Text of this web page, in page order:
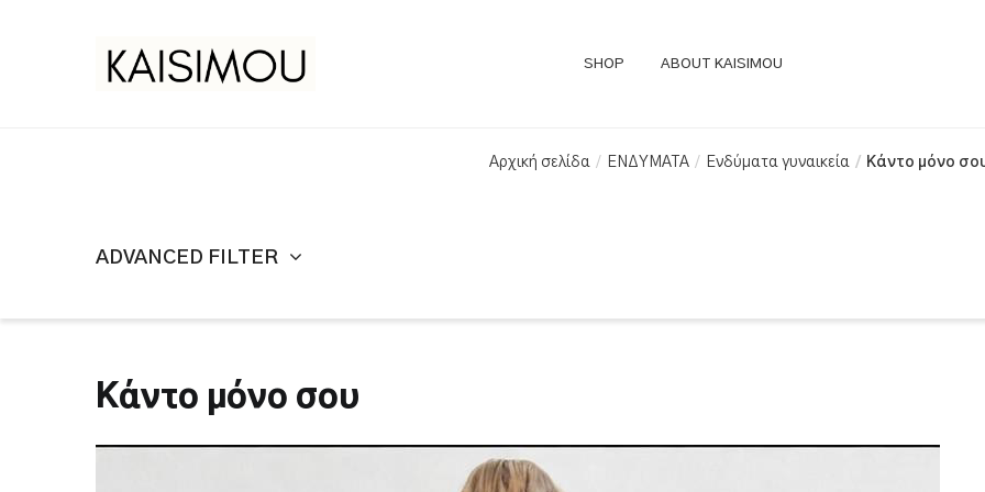
SHOP ABOUT KAISIMOU
Αρχική σελίδα ΕΝΔΥΜΑΤΑ Ενδύματα γυναικεία Κάντο μόνο
ADVANCED FILTER
Κάντο μόνο σου